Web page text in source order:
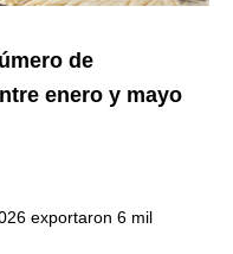
de
enero y mayo
exportaron 6 mil